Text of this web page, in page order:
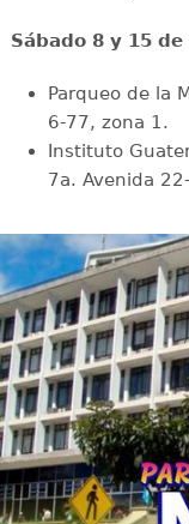
Sábado 8 y 15
Parqueo de la
6-77, zona 1.
Instituto
7a. Avenida